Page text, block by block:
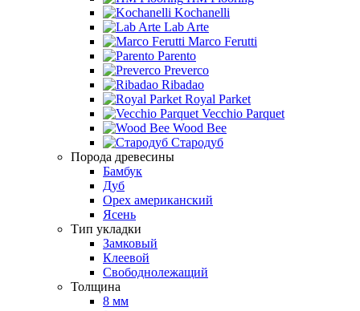
Kochanelli
Lab Arte
Marco Ferutti
Parento
Preverco
Ribadao
Royal Parket
Vecchio Parquet
Wood Bee
Стародуб
Порода древесины
Бамбук
Дуб
Орех американский
Ясень
Тип укладки
Замковый
Клеевой
Свободнолежащий
Толщина
8 мм